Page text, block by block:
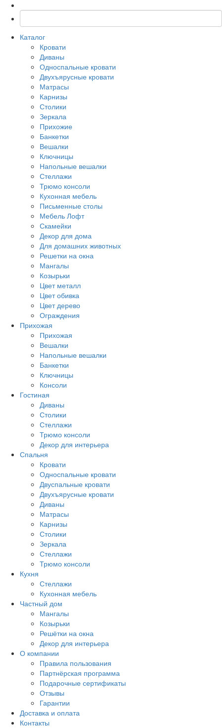
Каталог
Кровати
Диваны
Односпальные кровати
Двухъярусные кровати
Матрасы
Карнизы
Столики
Зеркала
Прихожие
Банкетки
Вешалки
Ключницы
Напольные вешалки
Стеллажи
Трюмо консоли
Кухонная мебель
Письменные столы
Мебель Лофт
Скамейки
Декор для дома
Для домашних животных
Решетки на окна
Мангалы
Козырьки
Цвет металл
Цвет обивка
Цвет дерево
Ограждения
Прихожая
Прихожая
Вешалки
Напольные вешалки
Банкетки
Ключницы
Консоли
Гостиная
Диваны
Столики
Стеллажи
Трюмо консоли
Декор для интерьера
Спальня
Кровати
Односпальные кровати
Двуспальные кровати
Двухъярусные кровати
Диваны
Матрасы
Карнизы
Столики
Зеркала
Стеллажи
Трюмо консоли
Кухня
Стеллажи
Кухонная мебель
Частный дом
Мангалы
Козырьки
Решётки на окна
Декор для интерьера
О компании
Правила пользования
Партнёрская программа
Подарочные сертификаты
Отзывы
Гарантии
Доставка и оплата
Контакты